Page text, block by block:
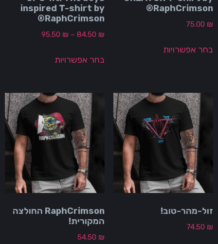
75.00
אפשרויות
inspired T-shirt by
RaphCrimson®
84.50
–
95.50₪
בחר אפשרויות
מהר-טוב!
74.50
RaphCrimson החולצה
המקורית!
54.50